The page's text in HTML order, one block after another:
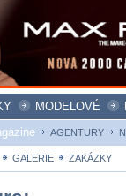
MODELOVÉ
AGENTURY
GALERIE ZAKÁZKY